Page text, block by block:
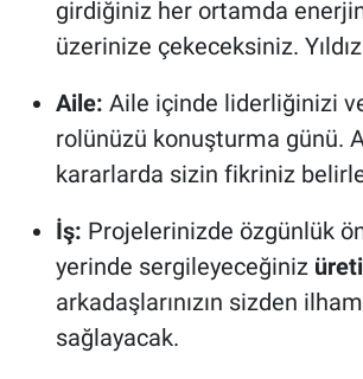
girdiğiniz her ortamda
üzerinize çekeceksiniz.
Aile: Aile içinde liderliğinizi
rolünüzü konuşturma günü.
kararlarda sizin fikriniz
İş: Projelerinizde özgünlük
yerinde sergileyeceğiniz
arkadaşlarınızın sizden
sağlayacak.